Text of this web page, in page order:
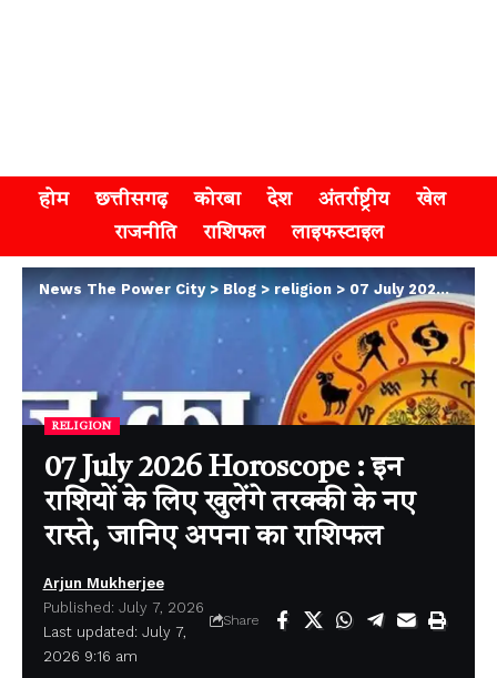
होम छत्तीसगढ़ कोरबा देश अंतर्राष्ट्रीय
खेल
राजनीति
राशिफल लाइफस्टाइल
News The Power City> Blog >religion > 07 July 2026 Horoscope : इन राशियों के लिए खुलेंगे तरक्की के नए रास्ते, जानिए अपना का राशिफल
RELIGION
07 July 2026 Horoscope : इन
राशियों के लिए खुलेंगे तरक्की के नए
रास्ते, जानिए अपना का राशिफल
Last updated: July 7,
2026 9:16 am
Arjun Mukherjee
Published: July 7, 2026
Share